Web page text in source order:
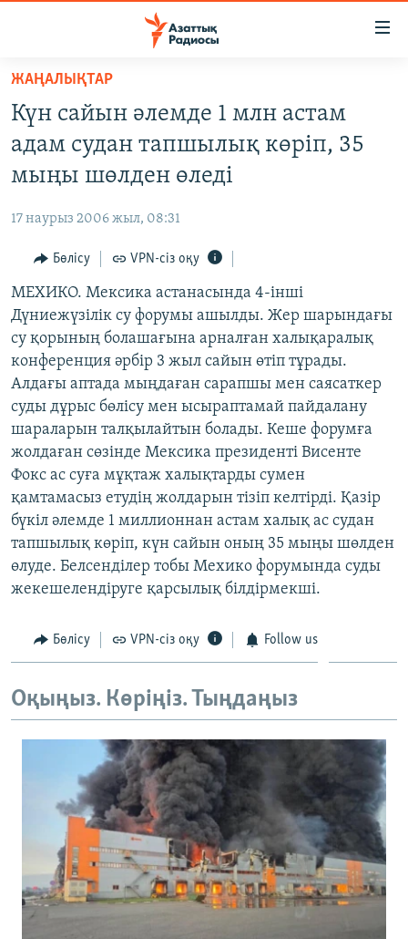
Skip
main
content
to
main
Navigation
Search
САЯСАТ
AZATTYQTV
АДАМ ҚҰҚЫҚТАРЫ
ӘЛЕУМЕТ
ӘЛЕМ
АРНАЙЫ ЖОБАЛАР
Русский
ЖАЗЫЛЫҢЫЗ
Басқа тілдерде
ЖАҢАЛЫҚТАР
Күн сайын әлемде 1 млн астам
адам судан тапшылық көріп, 35
мыңы шөлден өледі
17 наурыз 2006 жыл, 08:31
Бөлісу VPN-сіз оқу
МЕХИКО. Мексика астанасында 4-інші
Дүниежүзілік су форумы ашылды. Жер шарындағы
су қорының болашағына арналған халықаралық
конференция әрбір 3 жыл сайын өтіп тұрады.
Алдағы аптада мыңдаған сарапшы мен саясаткер
суды дұрыс бөлісу мен ысыраптамай пайдалану
шараларын талқылайтын болады. Кеше форумға
жолдаған сөзінде Мексика президенті Висенте
Фокс ас суға мұқтаж халықтарды сумен
қамтамасыз етудің жолдарын тізіп келтірді. Қазір
бүкіл әлемде 1 миллионнан астам халық ас судан
тапшылық көріп, күн сайын оның 35 мыңы шөлден
өлуде. Белсенділер тобы Мехико форумында суды
жекешелендіруге қарсылық білдірмекші.
Бөлісу VPN-сіз оқу Follow us
Оқыңыз. Көріңіз. Тыңдаңыз